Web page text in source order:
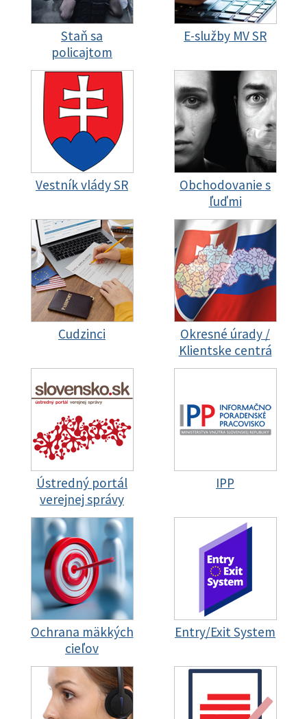
Staň sa
policajtom
E-služby MV SR
Vestník vlády SR
Obchodovanie s
ľuďmi
Cudzinci
Okresné úrady /
Klientske centrá
Ústredný portál
verejnej správy
IPP
Ochrana mäkkých
cieľov
Entry/Exit System